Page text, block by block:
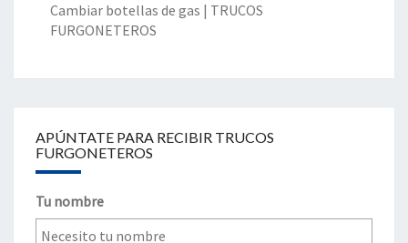
Cambiar botellas de gas | TRUCOS
FURGONETEROS
APÚNTATE PARA RECIBIR TRUCOS
FURGONETEROS
Tu nombre